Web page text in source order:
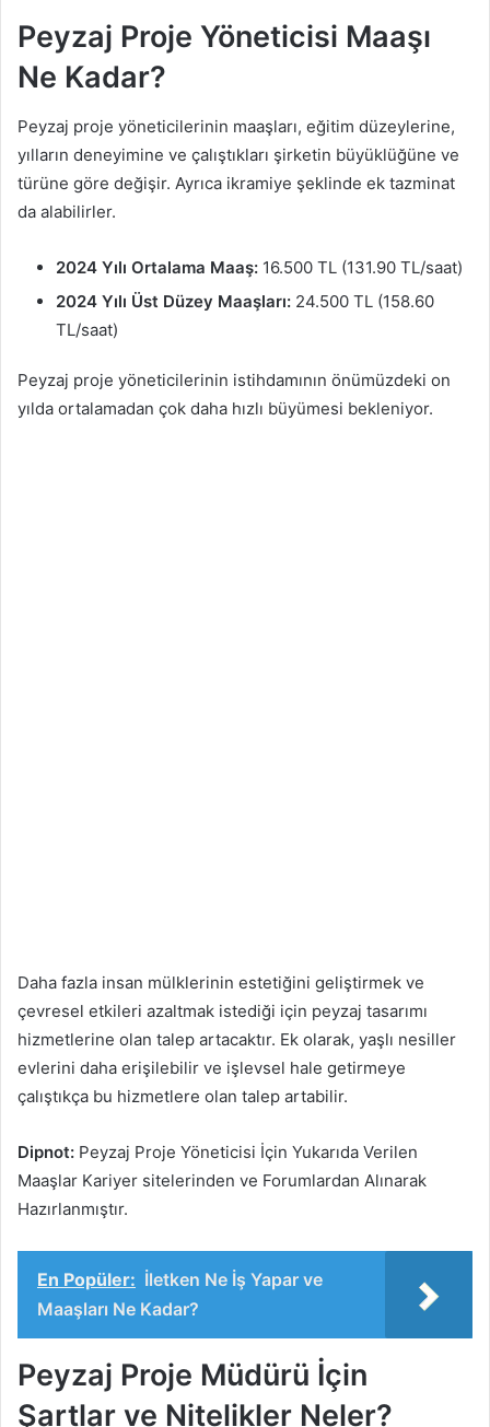
Peyzaj Proje Yöneticisi Maaşı
Ne Kadar?
Peyzaj proje yöneticilerinin maaşları, eğitim düzeylerine,
yılların deneyimine ve çalıştıkları şirketin büyüklüğüne ve
türüne göre değişir. Ayrıca ikramiye şeklinde ek tazminat
da alabilirler.
2024 Yılı Ortalama Maaş: 16.500 TL (131.90 TL/saat)
2024 Yılı Üst Düzey Maaşları: 24.500 TL (158.60
TL/saat)
Peyzaj proje yöneticilerinin istihdamının önümüzdeki on
yılda ortalamadan çok daha hızlı büyümesi bekleniyor.
Daha fazla insan mülklerinin estetiğini geliştirmek ve
çevresel etkileri azaltmak istediği için peyzaj tasarımı
hizmetlerine olan talep artacaktır. Ek olarak, yaşlı nesiller
evlerini daha erişilebilir ve işlevsel hale getirmeye
çalıştıkça bu hizmetlere olan talep artabilir.
Dipnot: Peyzaj Proje Yöneticisi İçin Yukarıda Verilen
Maaşlar Kariyer sitelerinden ve Forumlardan Alınarak
Hazırlanmıştır.
En Popüler: İletken Ne İş Yapar ve
Maaşları Ne Kadar?
Peyzaj Proje Müdürü İçin
Şartlar ve Nitelikler Neler?